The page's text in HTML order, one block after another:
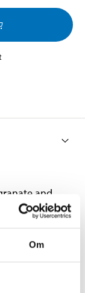
Om
and
for trips,